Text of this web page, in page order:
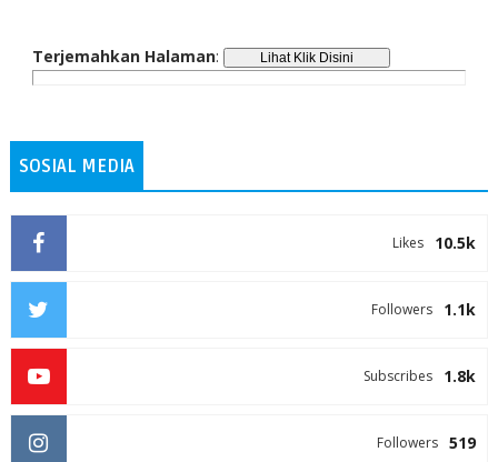
Terjemahkan Halaman:
SOSIAL MEDIA
10.5k
Likes
1.1k
Followers
1.8k
Subscribes
519
Followers